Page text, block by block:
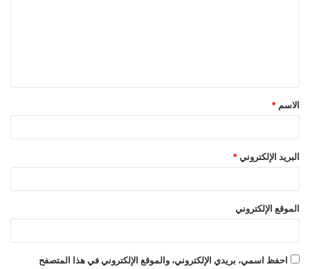
ق
*
الاسم *
البريد الإلكتروني *
الموقع الإلكتروني
احفظ اسمي، بريدي الإلكتروني، والموقع الإلكتروني في هذا المتصفح